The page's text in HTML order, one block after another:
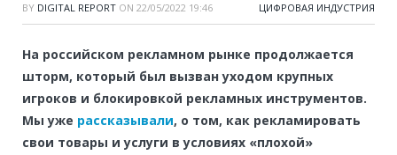
BY DIGITAL REPORT ON 22/05/2022 19:46 ЦИФРОВАЯ ИНДУСТРИЯ
На российском рекламном рынке продолжается
шторм, который был вызван уходом крупных
игроков и блокировкой рекламных инструментов.
Мы уже рассказывали, о том, как рекламировать
свои товары и услуги в условиях «плохой»